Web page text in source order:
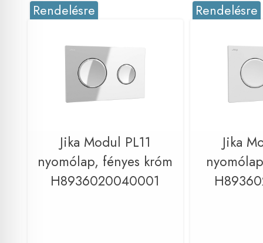
Rendelésre
Jika Modul PL11
nyomólap, fényes króm
H8936020040001
Rendelésre
Jika